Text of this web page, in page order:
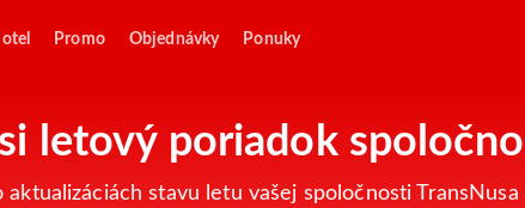
Promo Objednávky Ponuky
letový poriadok
aktualizáciách stavu letu vašej spoločnosti